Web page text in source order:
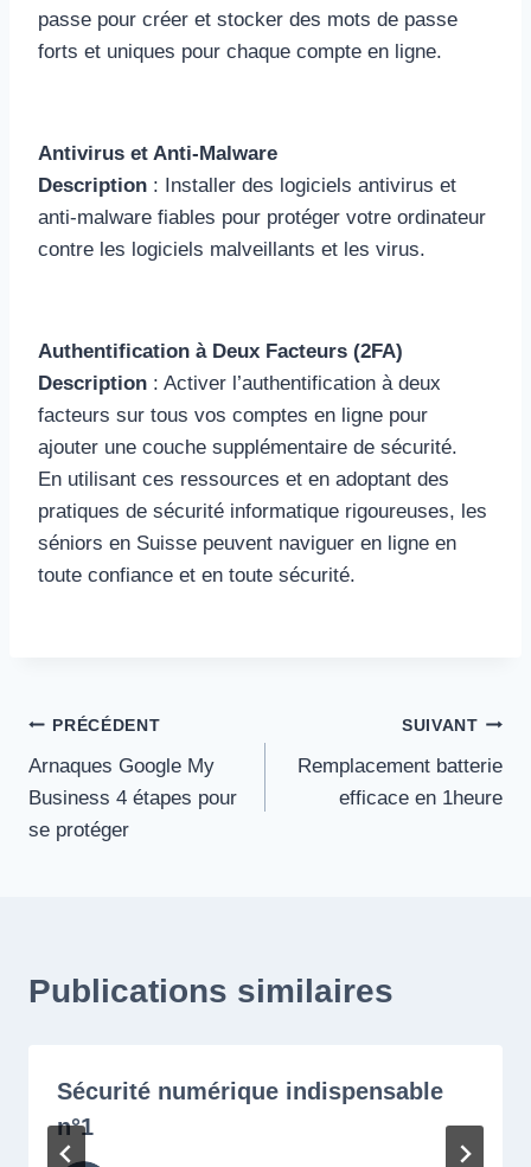
passe pour créer et stocker des mots de passe
forts et uniques pour chaque compte en ligne.
Antivirus et Anti-Malware
Description : Installer des logiciels antivirus et
anti-malware fiables pour protéger votre ordinateur
contre les logiciels malveillants et les virus.
Authentification à Deux Facteurs (2FA)
Description : Activer l’authentification à deux
facteurs sur tous vos comptes en ligne pour
ajouter une couche supplémentaire de sécurité.
En utilisant ces ressources et en adoptant des
pratiques de sécurité informatique rigoureuses, les
séniors en Suisse peuvent naviguer en ligne en
toute confiance et en toute sécurité.
Navigation
de
l’article
PRÉCÉDENT
Arnaques Google My
Business 4 étapes pour
se protéger
SUIVANT
Remplacement batterie
efficace en 1heure
Publications similaires
Sécurité numérique indispensable
n°1